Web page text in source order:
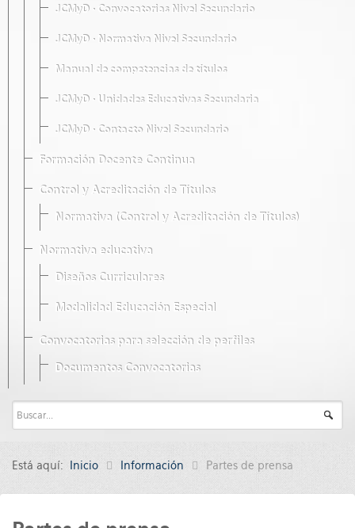
JCMyD · Convocatorias Nivel Secundario
JCMyD · Normativa Nivel Secundario
Manual de competencias de títulos
JCMyD · Unidades Educativas Secundaria
JCMyD · Contacto Nivel Secundario
Formación Docente Continua
Control y Acreditación de Títulos
Normativa (Control y Acreditación de Títulos)
Normativa educativa
Diseños Curriculares
Modalidad Educación Especial
Convocatorias para selección de perfiles
Documentos Convocatorias
Está aquí: Inicio Información Partes de prensa